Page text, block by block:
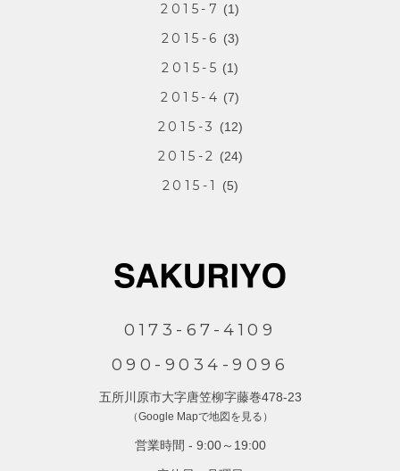
2015-7 (1)
2015-6 (3)
2015-5 (1)
2015-4 (7)
2015-3 (12)
2015-2 (24)
2015-1 (5)
0173-67-4109
090-9034-9096
五所川原市大字唐笠柳字藤巻478-23
（Google Mapで地図を見る）
営業時間 - 9:00～19:00